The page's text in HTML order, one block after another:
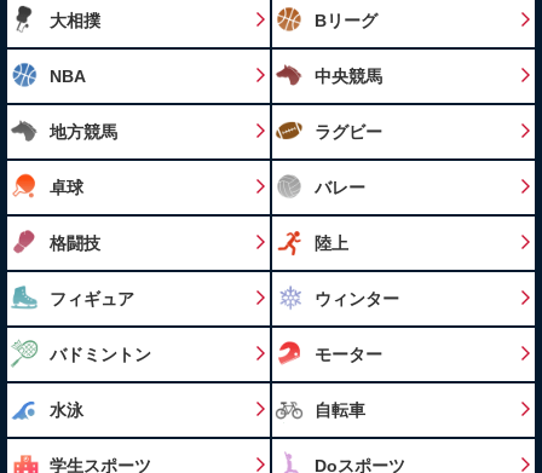
大相撲 Bリーグ
NBA 中央競馬
地方競馬 ラグビー
卓球 バレー
格闘技 陸上
フィギュア ウィンター
バドミントン モーター
水泳 自転車
学生スポーツ Doスポーツ